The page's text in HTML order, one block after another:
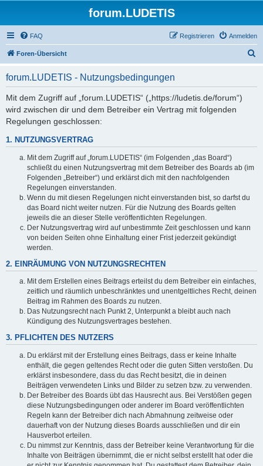
forum.LUDETIS
FAQ Anmelden
Registrieren
Foren-Übersicht
forum.LUDETIS - Nutzungsbedingungen
Mit dem Zugriff auf „forum.LUDETIS“ („https://ludetis.de/forum“)
wird zwischen dir und dem Betreiber ein Vertrag mit folgenden
Regelungen geschlossen:
1. NUTZUNGSVERTRAG
Mit dem Zugriff auf „forum.LUDETIS“ (im Folgenden „das Board“)
schließt du einen Nutzungsvertrag mit dem Betreiber des Boards ab (im
Folgenden „Betreiber“) und erklärst dich mit den nachfolgenden
Regelungen einverstanden.
Wenn du mit diesen Regelungen nicht einverstanden bist, so darfst du
das Board nicht weiter nutzen. Für die Nutzung des Boards gelten
jeweils die an dieser Stelle veröffentlichten Regelungen.
Der Nutzungsvertrag wird auf unbestimmte Zeit geschlossen und kann
von beiden Seiten ohne Einhaltung einer Frist jederzeit gekündigt
werden.
2. EINRÄUMUNG VON NUTZUNGSRECHTEN
Mit dem Erstellen eines Beitrags erteilst du dem Betreiber ein einfaches,
zeitlich und räumlich unbeschränktes und unentgeltliches Recht, deinen
Beitrag im Rahmen des Boards zu nutzen.
Das Nutzungsrecht nach Punkt 2, Unterpunkt a bleibt auch nach
Kündigung des Nutzungsvertrages bestehen.
3. PFLICHTEN DES NUTZERS
Du erklärst mit der Erstellung eines Beitrags, dass er keine Inhalte
enthält, die gegen geltendes Recht oder die guten Sitten verstoßen. Du
erklärst insbesondere, dass du das Recht besitzt, die in deinen
Beiträgen verwendeten Links und Bilder zu setzen bzw. zu verwenden.
Der Betreiber des Boards übt das Hausrecht aus. Bei Verstößen gegen
diese Nutzungsbedingungen oder anderer im Board veröffentlichten
Regeln kann der Betreiber dich nach Abmahnung zeitweise oder
dauerhaft von der Nutzung dieses Boards ausschließen und dir ein
Hausverbot erteilen.
Du nimmst zur Kenntnis, dass der Betreiber keine Verantwortung für die
Inhalte von Beiträgen übernimmt, die er nicht selbst erstellt hat oder die